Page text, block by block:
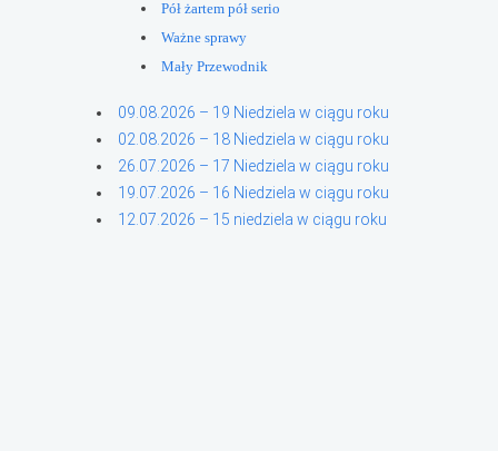
Pół żartem pół serio
Ważne sprawy
Mały Przewodnik
09.08.2026 – 19 Niedziela w ciągu roku
02.08.2026 – 18 Niedziela w ciągu roku
26.07.2026 – 17 Niedziela w ciągu roku
19.07.2026 – 16 Niedziela w ciągu roku
12.07.2026 – 15 niedziela w ciągu roku